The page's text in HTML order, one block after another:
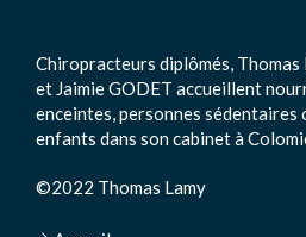
Chiropracteurs diplômés, Thomas
et Jaimie GODET accueillent
enceintes, personnes sédentaires
enfants dans son cabinet à
©2022 Thomas Lamy